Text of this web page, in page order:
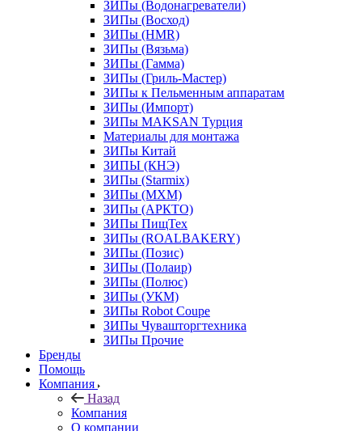
ЗИПы (Водонагреватели)
ЗИПы (Восход)
ЗИПы (HMR)
ЗИПы (Вязьма)
ЗИПы (Гамма)
ЗИПы (Гриль-Мастер)
ЗИПы к Пельменным аппаратам
ЗИПы (Импорт)
ЗИПы MAKSAN Турция
Материалы для монтажа
ЗИПы Китай
ЗИПЫ (КНЭ)
ЗИПы (Starmix)
ЗИПы (МХМ)
ЗИПы (АРКТО)
ЗИПы ПищТех
ЗИПы (ROALBAKERY)
ЗИПы (Позис)
ЗИПы (Полаир)
ЗИПы (Полюс)
ЗИПы (УКМ)
ЗИПы Robot Coupe
ЗИПы Чувашторгтехника
ЗИПы Прочие
Бренды
Помощь
Компания
Назад
Компания
О компании